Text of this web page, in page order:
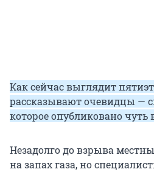
Как сейчас выглядит
рассказывают очевидцы —
которое опубликовано чуть
Незадолго до взрыва
на запах газа, но